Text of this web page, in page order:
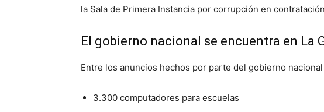
la Sala de Primera Instancia por corrupción en
El gobierno nacional se encuentra en La
Entre los anuncios hechos por parte del gobierno
3.300 computadores para escuelas